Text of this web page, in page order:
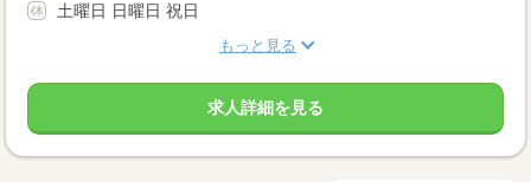
土曜日 日曜日 祝日
もっと見る
求人詳細を見る